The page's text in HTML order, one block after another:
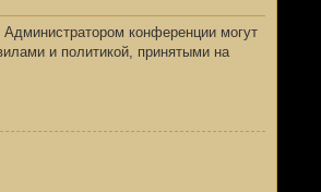
конференции могут
и политикой, принятыми на